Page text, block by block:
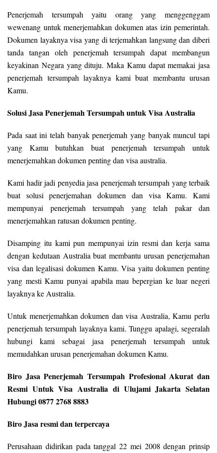
Penerjemah tersumpah yaitu orang yang menggenggam
wewenang untuk menerjemahkan dokumen atas izin pemerintah.
Dokumen layaknya visa yang di terjemahkan langsung dan diberi
tanda tangan oleh penerjemah tersumpah dapat membangun
keyakinan Negara yang dituju. Maka Kamu dapat memakai jasa
penerjemah tersumpah layaknya kami buat membantu urusan
Kamu.
Solusi Jasa Penerjemah Tersumpah untuk Visa Australia
Pada saat ini telah banyak penerjemah yang banyak muncul tapi
yang Kamu butuhkan buat penerjemah tersumpah untuk
menerjemahkan dokumen penting dan visa australia.
Kami hadir jadi penyedia jasa penerjemah tersumpah yang terbaik
buat solusi penerjemahan dokumen dan visa Kamu. Kami
mempunyai penerjemah tersumpah yang telah pakar dan
menerjemahkan ratusan dokumen penting.
Disamping itu kami pun mempunyai izin resmi dan kerja sama
dengan kedutaan Australia buat membantu urusan penerjemahan
visa dan legalisasi dokumen Kamu. Visa yaitu dokumen penting
yang mesti Kamu punyai apabila mau bepergian ke luar negeri
layaknya ke Australia.
Untuk menerjemahkan dokumen dan visa Australia, Kamu perlu
penerjemah tersumpah layaknya kami. Tunggu apalagi, segeralah
hubungi kami sebagai jasa penerjemah tersumpah untuk
memudahkan urusan penerjemahan dokumen Kamu.
Biro Jasa Penerjemah Tersumpah Profesional Akurat dan
Resmi Untuk Visa Australia di Ulujami Jakarta Selatan
Hubungi 0877 2768 8883
Biro Jasa resmi dan terpercaya
Perusahaan didirikan pada tanggal 22 mei 2008 dengan prinsip